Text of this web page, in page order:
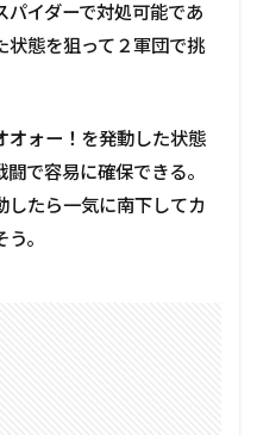
イダーで対処可能であ
状態を狙って２軍団で挑
オォー！を発動した状態
で容易に確保できる。
したら一気に南下してカ
。